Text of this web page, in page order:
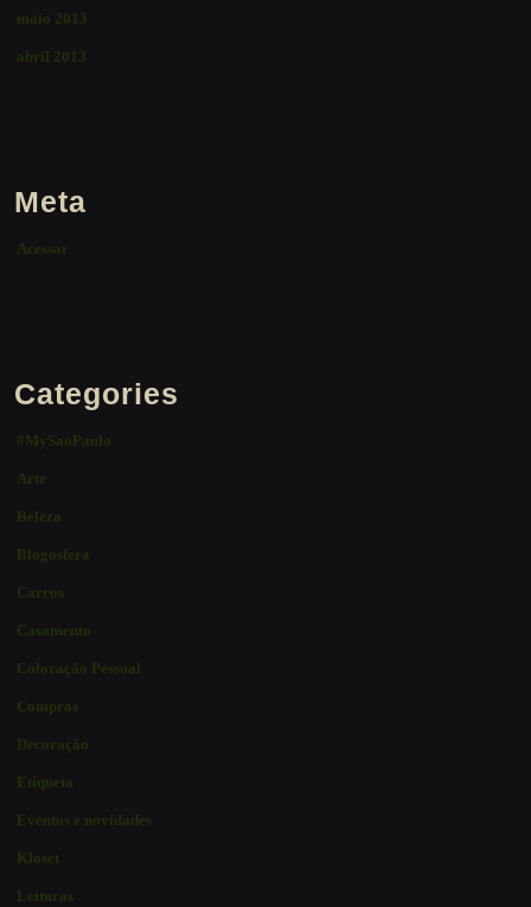
maio 2013
abril 2013
Meta
Acessar
Categories
#MySaoPaulo
Arte
Beleza
Blogosfera
Carros
Casamento
Coloração Pessoal
Compras
Decoração
Etiqueta
Eventos e novidades
Kloset
Leituras